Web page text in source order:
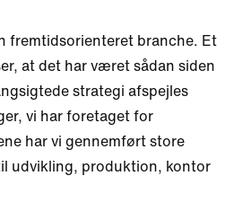
fremtidsorienteret branche. Et
at det har været sådan siden
strategi afspejles
vi har foretaget for
har vi gennemført store
udvikling, produktion, kontor